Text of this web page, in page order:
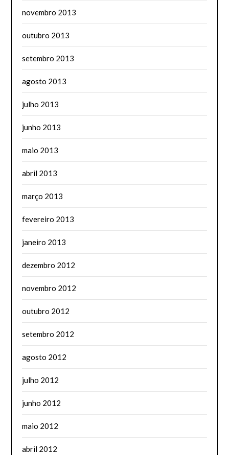
novembro 2013
outubro 2013
setembro 2013
agosto 2013
julho 2013
junho 2013
maio 2013
abril 2013
março 2013
fevereiro 2013
janeiro 2013
dezembro 2012
novembro 2012
outubro 2012
setembro 2012
agosto 2012
julho 2012
junho 2012
maio 2012
abril 2012